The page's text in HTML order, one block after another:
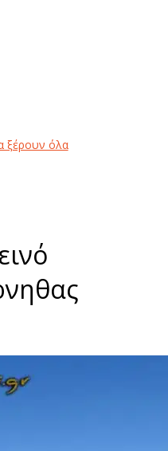
ξέρουν όλα